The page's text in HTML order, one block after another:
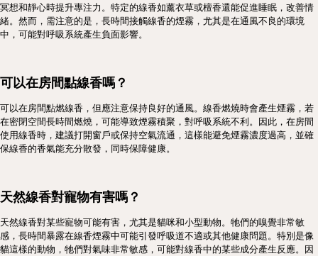
冥想和靜心時提升專注力。特定的線香如薰衣草或檀香還能促進睡眠，改善情
緒。然而，需注意的是，長時間接觸線香的煙霧，尤其是在通風不良的環境
中，可能對呼吸系統產生負面影響。
可以在房間點線香嗎？
可以在房間點燃線香，但應注意保持良好的通風。線香燃燒時會產生煙霧，若
在密閉空間長時間燃燒，可能導致煙霧積聚，對呼吸系統不利。因此，在房間
使用線香時，建議打開窗戶或保持空氣流通，這樣能避免煙霧濃度過高，並確
保線香的香氣能充分散發，同時保障健康。
天然線香對寵物有害嗎？
天然線香對某些寵物可能有害，尤其是貓咪和小型動物。牠們的嗅覺非常敏
感，長時間暴露在線香煙霧中可能引發呼吸道不適或其他健康問題。特別是像
貓這樣的動物，牠們對氣味非常敏感，可能對線香中的某些成分產生反應。因